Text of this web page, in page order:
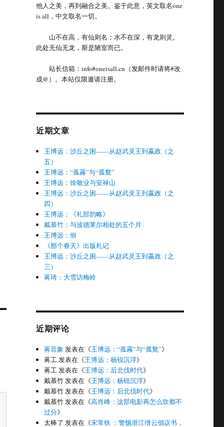
他人之美，再到融合之美。鉴于此意，英文取名one
is all，中文取名一切。
山不在高，有仙则名；水不在深，有龙则灵。
此处无仙无龙，斯是陋室而已。
站长信箱：info#oneisall.cn（发邮件时请将#改
成@）。本站仅限邀请注册。
近期文章
王博远：沙丘之困——从赵武灵王到嬴政（之
五）
王博远：“孤霧”与“孤鶩”
王博远：徐敬业与安禄山
王博远：沙丘之困——从赵武灵王到嬴政（之
四）
王博远：《礼部韵略》
戴慕竹：与波德莱尔相处的五个月
王博远：佾
《那个春天》出版札记
王博远：沙丘之困——从赵武灵王到嬴政（之
三）
蒋琦：大雪访梅岭
近期评论
蒋音象 发表在《王博远：“孤霧”与“孤鶩”》
蒋工发表在《王博远：杨锐沉浮》
蒋工发表在《王博远：后北伐时代》
戴慕竹发表在《王博远：杨锐沉浮》
戴慕竹发表在《王博远：后北伐时代》
戴慕竹发表在《高肖峰：这部电影再怎么吹都不
过分》
太棒了 发表在《宋常铁 ：警惕浙江缙云倡议书，